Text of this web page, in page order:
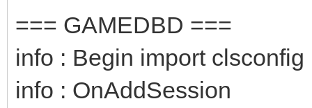
=== GAMEDBD ===
info : Begin import clsconfig
info : OnAddSession